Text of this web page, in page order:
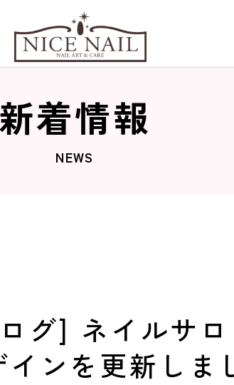
新着情報
NEWS
グ] ネイルサ
ンを更新しま